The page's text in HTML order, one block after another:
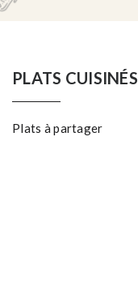
PLATS CUISINÉS
Plats à partager